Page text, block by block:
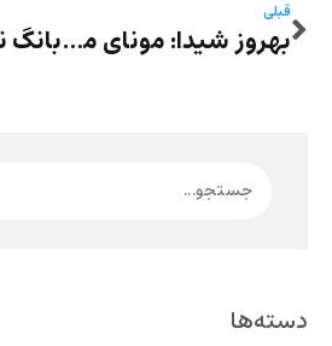
قبلی
بهروز شیدا: مونای ما رفته است -خوانش تکه‌هایی از فاجعه‌ی قتل مونا نقیب در چند خط
دسته‌ها